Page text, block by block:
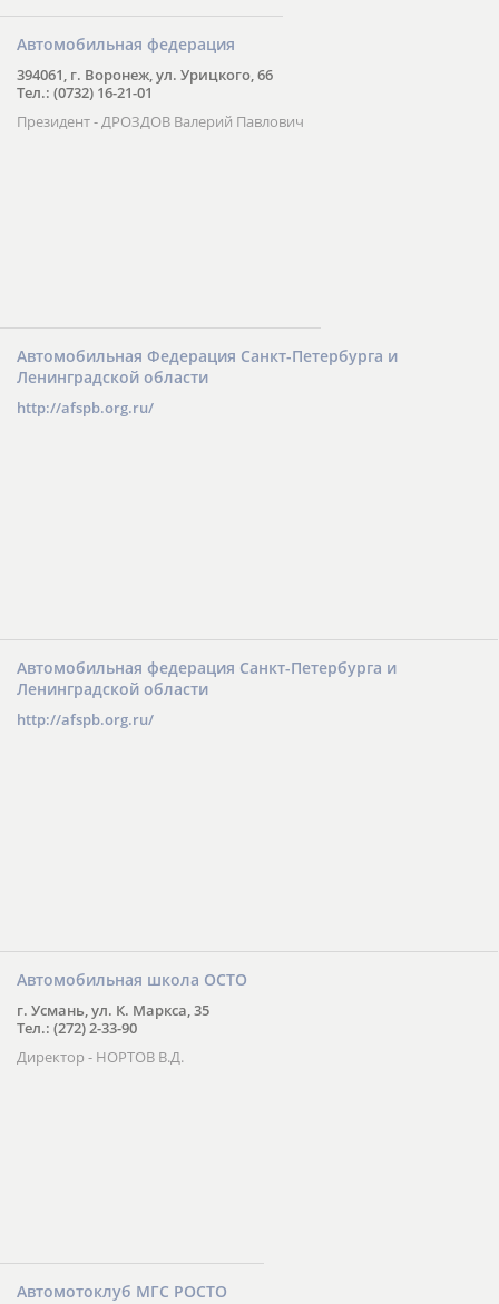
Автомобильная федерация
394061, г. Воронеж, ул. Урицкого, 66
Тел.: (0732) 16-21-01
Президент - ДРОЗДОВ Валерий Павлович
Автомобильная Федерация Санкт-Петербурга и
Ленинградской области
http://afspb.org.ru/
Автомобильная федерация Санкт-Петербурга и
Ленинградской области
http://afspb.org.ru/
Автомобильная школа ОСТО
г. Усмань, ул. К. Маркса, 35
Тел.: (272) 2-33-90
Директор - НОРТОВ В.Д.
Автомотоклуб МГС РОСТО